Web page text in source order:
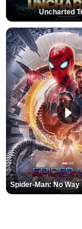
Uncharted
Spider-Man: No Way